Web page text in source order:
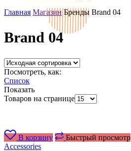
Главная Магазин Бренды Brand 04
Brand 04
Посмотреть, как:
Список
Показать
Товаров на странице
В корзину
Быстрый просмотр
Accessories